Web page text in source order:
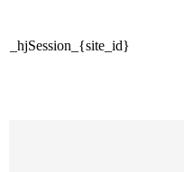
_hjSession_{site_id}